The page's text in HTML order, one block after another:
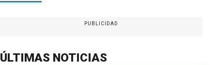
PUBLICIDAD
ÚLTIMAS NOTICIAS